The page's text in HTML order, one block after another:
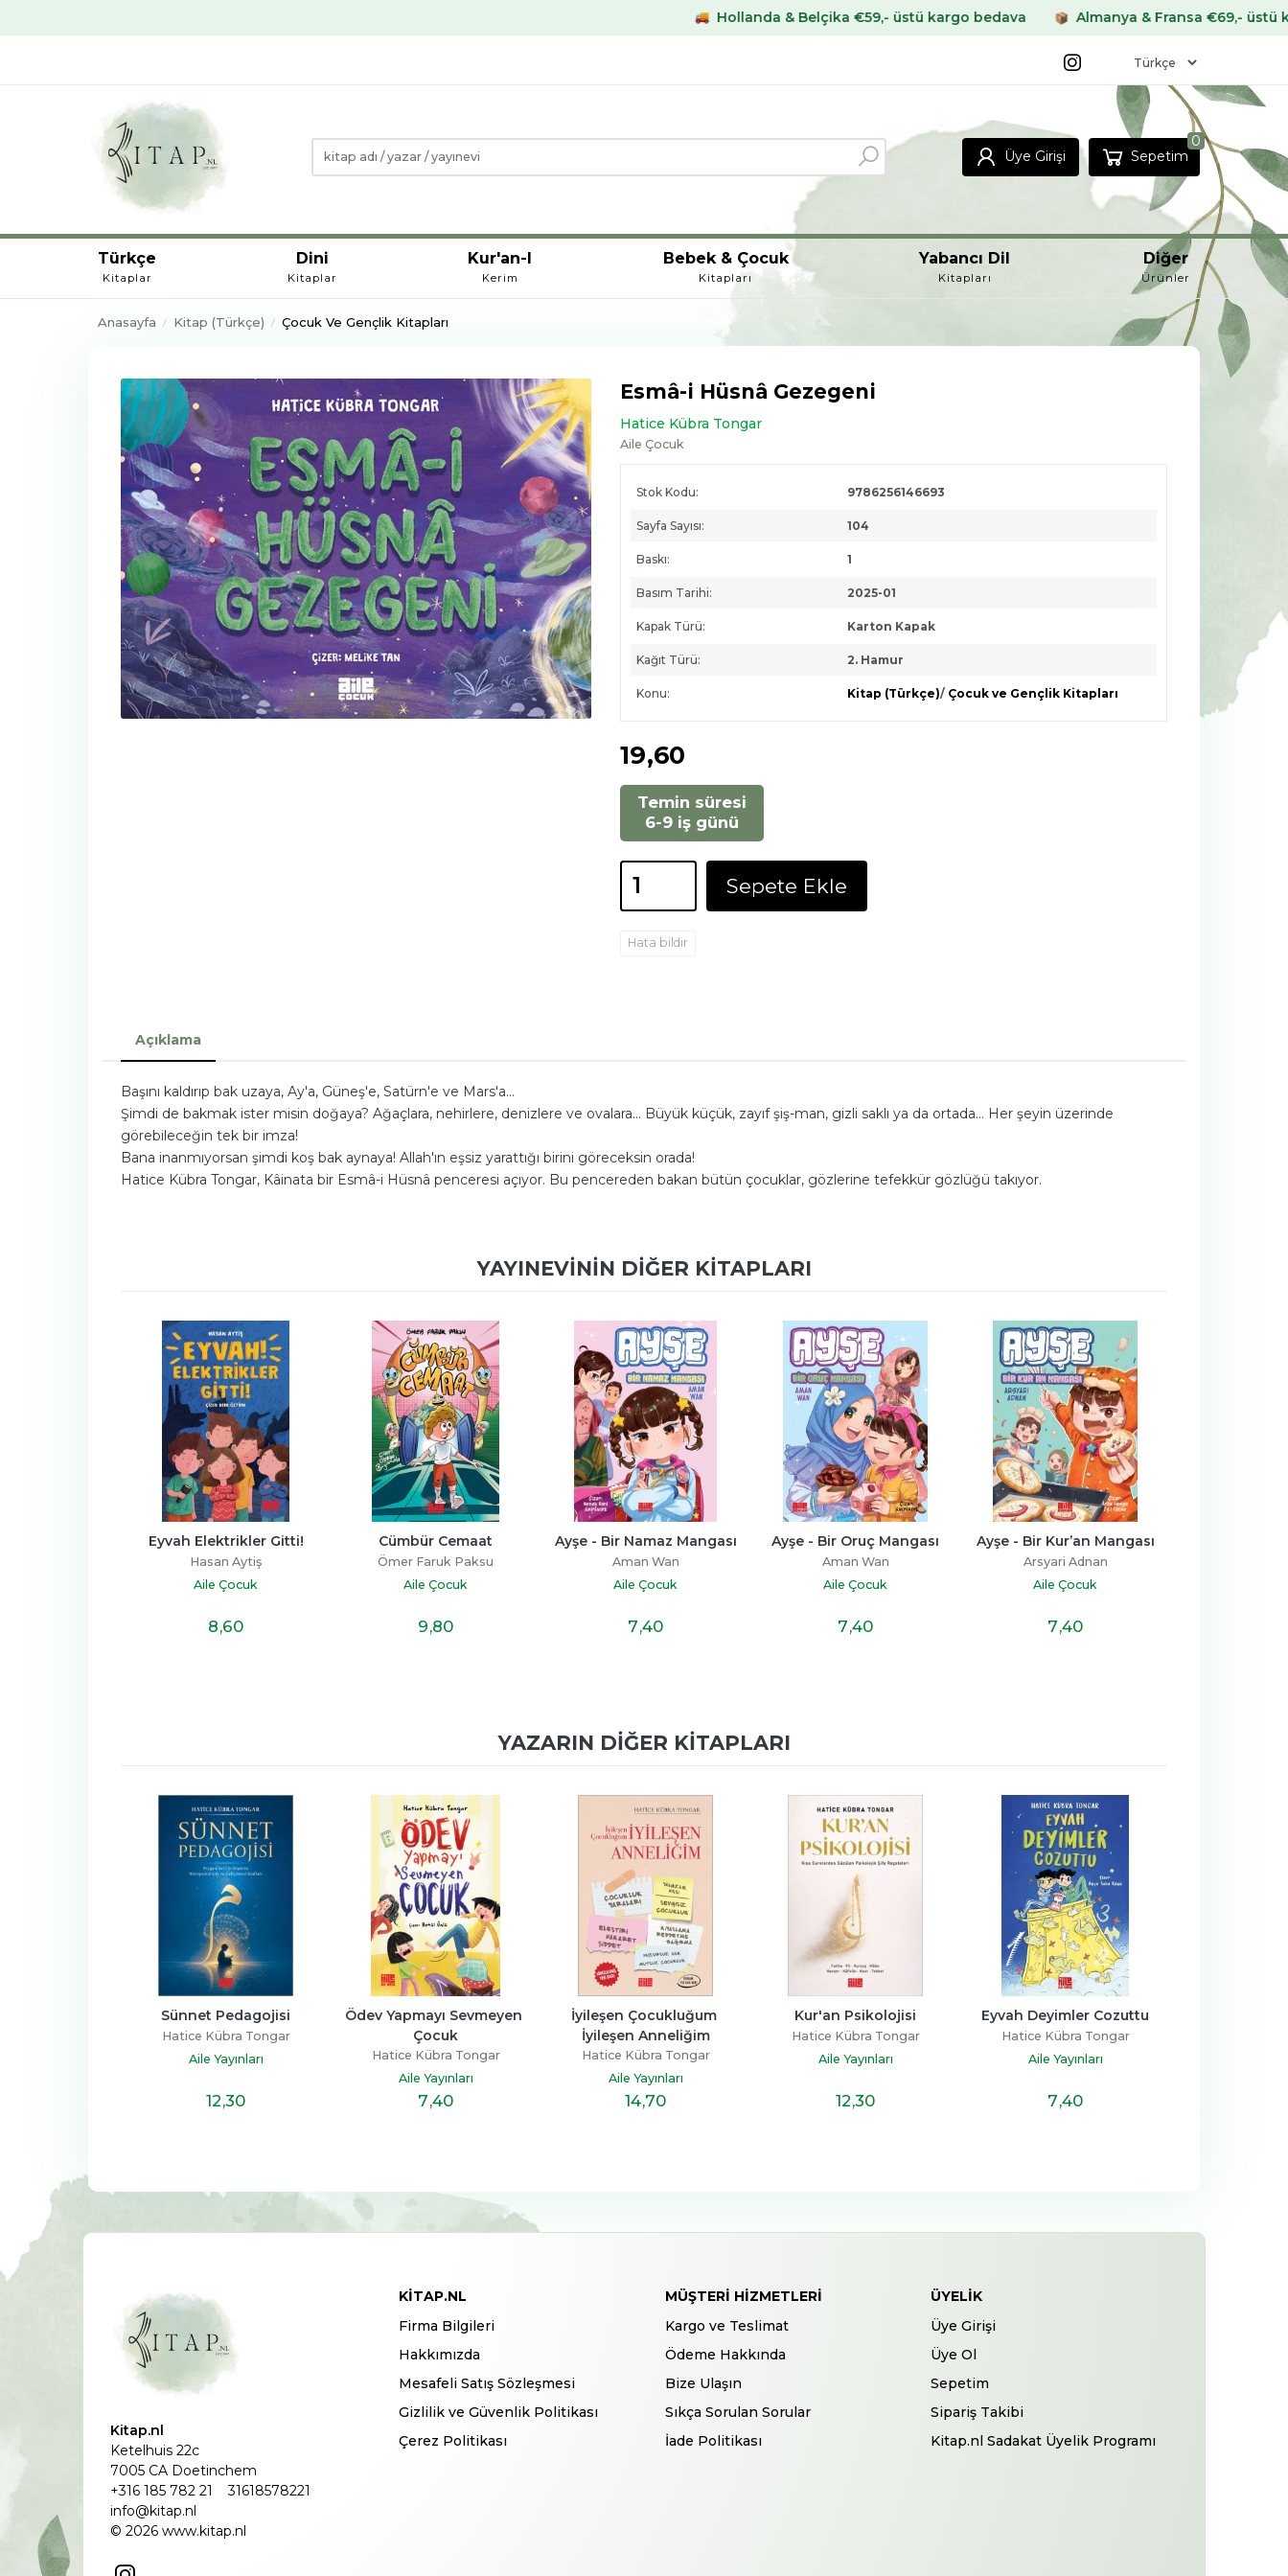
Hollanda & Belçika €59,- üstü kargo bedava Almanya & Fransa €69,- üstü kargo bedava
Üye Girişi Sepetim
0
Türkçe
Kitaplar
Dini
Kitaplar
Kur'an-I
Kerim
Bebek & Çocuk
Kitapları
Yabancı Dil
Kitapları
Diğer
Ürünler
Anasayfa Kitap (Türkçe) Çocuk Ve Gençlik Kitapları
Esmâ-i Hüsnâ Gezegeni
Hatice Kübra Tongar
Aile Çocuk
Stok Kodu: 9786256146693
Sayfa Sayısı: 104
Baskı: 1
Basım Tarihi: 2025-01
Kapak Türü: Karton Kapak
Kağıt Türü: 2. Hamur
Konu: Kitap (Türkçe)/ Çocuk ve Gençlik Kitapları
19,60
Temin süresi
6-9 iş günü
Sepete Ekle
Hata bildir
Açıklama
Başını kaldırıp bak uzaya, Ay'a, Güneş'e, Satürn'e ve Mars'a…
Şimdi de bakmak ister misin doğaya? Ağaçlara, nehirlere, denizlere ve ovalara… Büyük küçük, zayıf şiş-man, gizli saklı ya da ortada… Her şeyin üzerinde
görebileceğin tek bir imza!
Bana inanmıyorsan şimdi koş bak aynaya! Allah'ın eşsiz yarattığı birini göreceksin orada!
Hatice Kübra Tongar, Kâinata bir Esmâ-i Hüsnâ penceresi açıyor. Bu pencereden bakan bütün çocuklar, gözlerine tefekkür gözlüğü takıyor.
YAYINEVININ DIĞER KITAPLARI
Eyvah Elektrikler Gitti! Cümbür Cemaat
Ömer Faruk Paksu
Ayşe - Bir Namaz Mangası
Aman Wan
Ayşe - Bir Oruç Mangası Ayşe - Bir Kur’an Mangası Anne, Allah Nerede?
Hatice Kübra Tongar
YAZARIN DIĞER KITAPLARI
Sünnet Pedagojisi
Hatice Kübra Tongar
Aile Yayınları
Ödev Yapmayı Sevmeyen
Hatice Kübra Tongar
Aile Yayınları
İyileşen Çocukluğum
İyileşen Anneliğim
Hatice Kübra Tongar
Aile Yayınları
Kur'an Psikolojisi
Hatice Kübra Tongar
Aile Yayınları
Eyvah Deyimler Cozuttu
Hatice Kübra Tongar
Aile Yayınları
Anne, Allah Nerede?
Kitap.nl
Ketelhuis 22c
7005 CA Doetinchem
+316 185 782 21
31618578221
info@kitap.nl
© 2026 www.kitap.nl
KITAP.NL
Firma Bilgileri
Hakkımızda
Mesafeli Satış Sözleşmesi
Gizlilik ve Güvenlik Politikası
Çerez Politikası
MÜŞTERI HIZMETLERI
Kargo ve Teslimat
Ödeme Hakkında
Bize Ulaşın
Sıkça Sorulan Sorular
İade Politikası
ÜYELIK
Üye Girişi
Üye Ol
Sepetim
Sipariş Takibi
Kitap.nl Sadakat Üyelik Programı